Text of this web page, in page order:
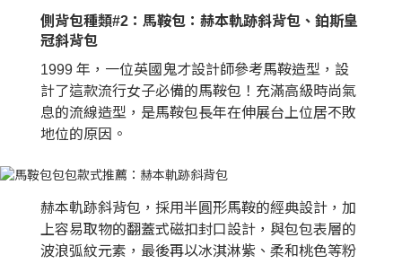
側背包種類#2：馬鞍包：赫本軌跡斜背包、鉑斯皇
冠斜背包
1999 年，一位英國鬼才設計師參考馬鞍造型，設
計了這款流行女子必備的馬鞍包！充滿高級時尚氣
息的流線造型，是馬鞍包長年在伸展台上位居不敗
地位的原因。
赫本軌跡斜背包，採用半圓形馬鞍的經典設計，加
上容易取物的翻蓋式磁扣封口設計，與包包表層的
波浪弧紋元素，最後再以冰淇淋紫、柔和桃色等粉